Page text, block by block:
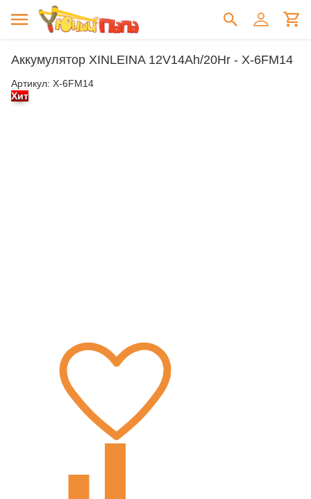
Аккумулятор XINLEINA 12V14Ah/20Hr - X-6FM14
Артикул: X-6FM14
Хит